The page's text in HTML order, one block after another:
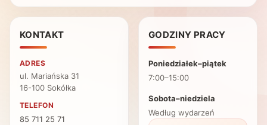
KONTAKT
ADRES
ul. Mariańska 31
16-100 Sokółka
TELEFON
85 711 25 71
GODZINY PRACY
Poniedziałek–piątek
7:00–15:00
Sobota–niedziela
Według wydarzeń